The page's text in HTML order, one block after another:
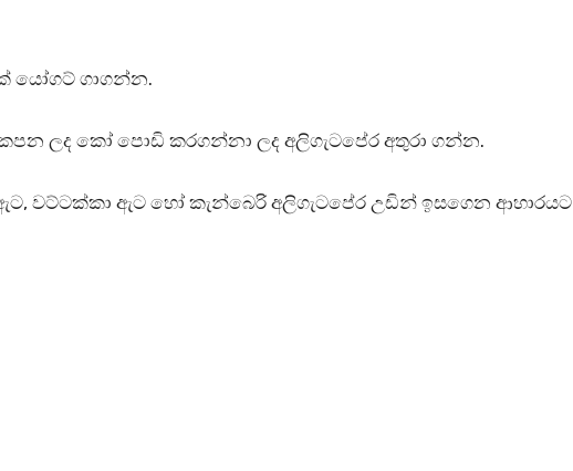
යෝගට් ගාගන්න.
ලද කෝ පොඩි කරගන්නා ලද අලිගැටපේර අතුරා ගන්න.
වට්ටක්කා ඇට හෝ කැන්බෙරි අලිගැටපේර උඩින් ඉසගෙන ආහාරයට